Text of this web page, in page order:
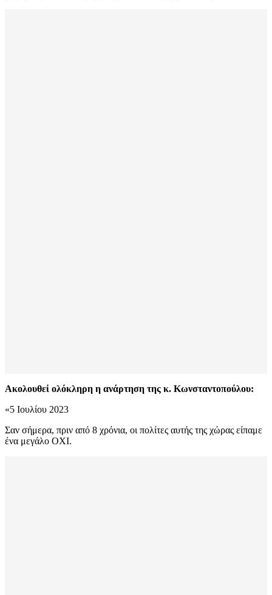
Ακολουθεί ολόκληρη η ανάρτηση της κ. Κωνσταντοπούλου:
«5 Ιουλίου 2023
Σαν σήμερα, πριν από 8 χρόνια, οι πολίτες αυτής της χώρας είπαμε
ένα μεγάλο ΟΧΙ.